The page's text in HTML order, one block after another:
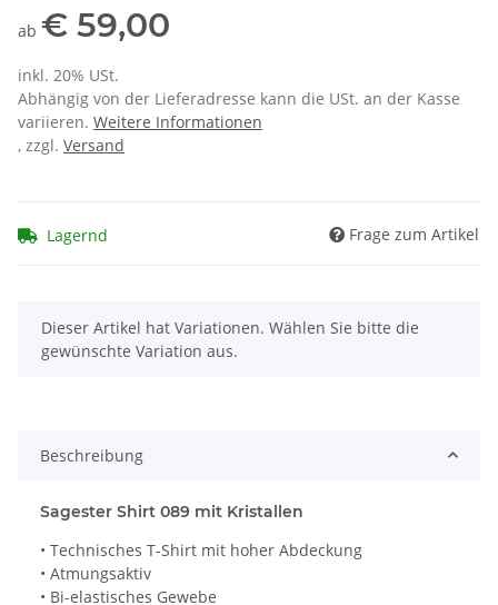
ab € 59,00
inkl. 20% USt.
Abhängig von der Lieferadresse kann die USt. an der Kasse
variieren. Weitere Informationen
, zzgl. Versand
Lagernd Frage zum Artikel
x
Dieser Artikel hat Variationen. Wählen Sie bitte die
gewünschte Variation aus.
Beschreibung
Sagester Shirt 089 mit Kristallen
• Technisches T-Shirt mit hoher Abdeckung
• Atmungsaktiv
• Bi-elastisches Gewebe